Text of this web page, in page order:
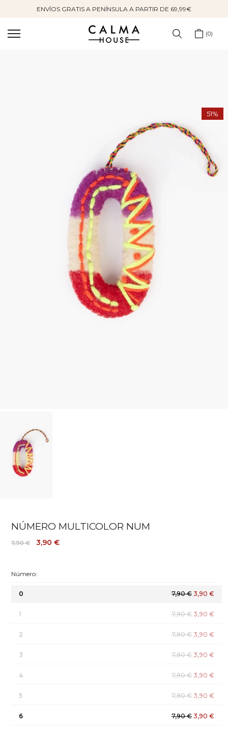
contenido
ENVÍOS GRATIS A PENÍNSULA A PARTIR DE 69,99€
0
51%
NÚMERO MULTICOLOR NUM
7,90 € 3,90 €
Número:
0 7,90 € 3,90 €
1 7,90 € 3,90 €
2 7,90 € 3,90 €
3 7,90 € 3,90 €
4 7,90 € 3,90 €
5 7,90 € 3,90 €
6 7,90 € 3,90 €